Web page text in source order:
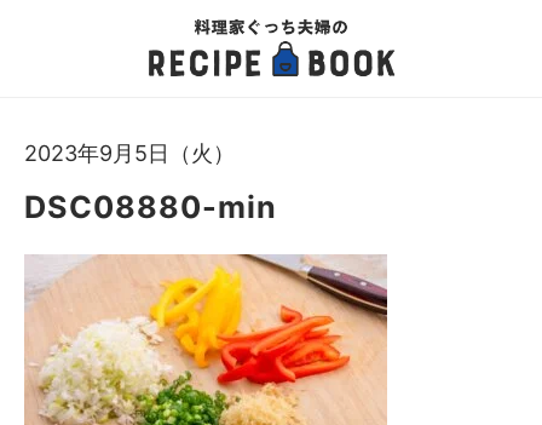
2023年9月5日（火）
DSC08880-min